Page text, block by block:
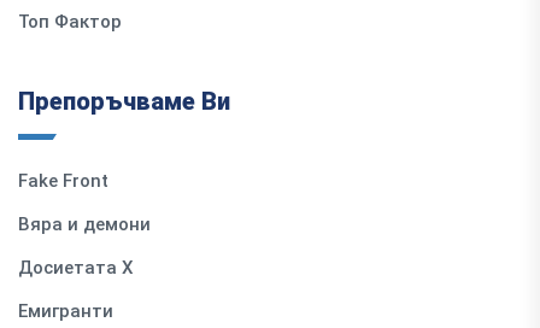
Топ Фактор
Препоръчваме Ви
Fake Front
Вяра и демони
Досиетата Х
Емигранти